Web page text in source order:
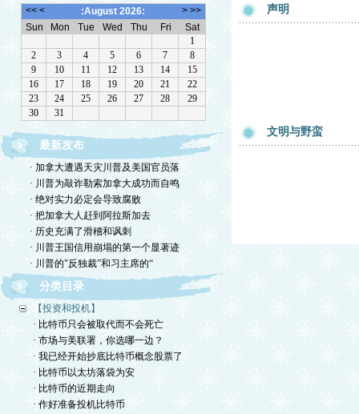
最新发布
· 加拿大遭遇天灾川普及美国官员落
· 川普为敲诈勒索加拿大成功而自鸣
· 绝对实力必定会导致腐败
· 把加拿大人赶到阿拉斯加去
· 历史充满了滑稽和讽刺
· 川普王国信用崩塌的第一个显著迹
· 川普的"反独裁”和习主席的“
分类目录
【投资和投机】
· 比特币只会被取代而不会死亡
· 市场与美联署，你选哪一边？
· 我已经开始抄底比特币概念股票了
· 比特币以太坊落袋为安
· 比特币的近期走向
· 作好准备投机比特币
声明
文明与野蛮